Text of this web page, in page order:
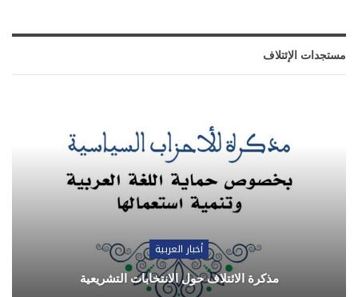
مستجدات الإئتلاف
أخبار العربية
مذكرة الائتلاف حول الانتخابات التشريعية